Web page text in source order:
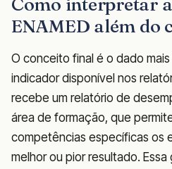
ENAMED além do
O conceito final é o dado
indicador disponível nos
recebe um relatório de
área de formação, que
competências específicas os
melhor ou pior resultado. Essa